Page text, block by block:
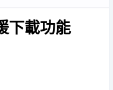
下載功能